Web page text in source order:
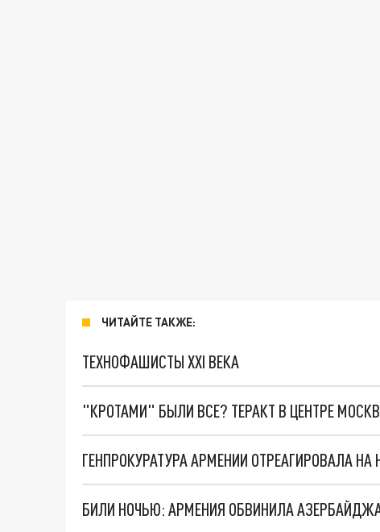
ЧИТАЙТЕ ТАКЖЕ:
ТЕХНОФАШИСТЫ XXI ВЕКА
"КРОТАМИ" БЫЛИ ВСЕ? ТЕРАКТ В ЦЕНТРЕ
БИЛИ НОЧЬЮ: АРМЕНИЯ ОБВИНИЛА